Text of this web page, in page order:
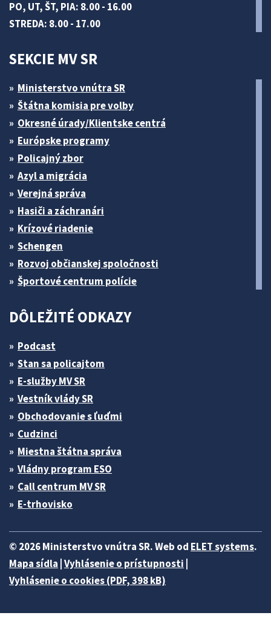
PO, UT, ŠT, PIA: 8.00 - 16.00
STREDA: 8.00 - 17.00
SEKCIE MV SR
Ministerstvo vnútra SR
Štátna komisia pre volby
Okresné úrady/Klientske centrá
Európske programy
Policajný zbor
Azyl a migrácia
Verejná správa
Hasiči a záchranári
Krízové riadenie
Schengen
Rozvoj občianskej spoločnosti
Športové centrum polície
DÔLEŽITÉ ODKAZY
Podcast
Stan sa policajtom
E-služby MV SR
Vestník vlády SR
Obchodovanie s ľuďmi
Cudzinci
Miestna štátna správa
Vládny program ESO
Call centrum MV SR
E-trhovisko
© 2026 Ministerstvo vnútra SR. Web od ELET systems.
Mapa sídla Vyhlásenie o prístupnosti
Vyhlásenie o cookies (PDF, 398 kB)